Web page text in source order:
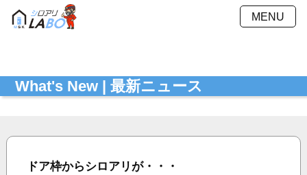
MENU
施工事例 Ｑ＆Ａ
What's New | 最新ニュース
ドア枠からシロアリが・・・